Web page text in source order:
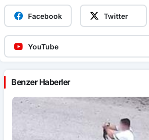
Facebook Twitter
YouTube
Benzer Haberler